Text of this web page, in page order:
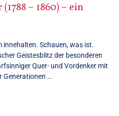
– 1860) – ein
innehalten. Schauen, was ist.
Geistesblitz der besonderen
Quer- und Vordenker mit
Generationen …